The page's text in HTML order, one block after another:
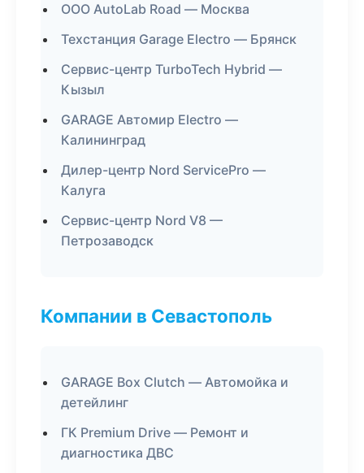
ООО AutoLab Road — Москва
Техстанция Garage Electro — Брянск
Сервис-центр TurboTech Hybrid —
Кызыл
GARAGE Автомир Electro —
Калининград
Дилер-центр Nord ServicePro —
Калуга
Сервис-центр Nord V8 —
Петрозаводск
Компании в Севастополь
GARAGE Box Clutch — Автомойка и
детейлинг
ГК Premium Drive — Ремонт и
диагностика ДВС